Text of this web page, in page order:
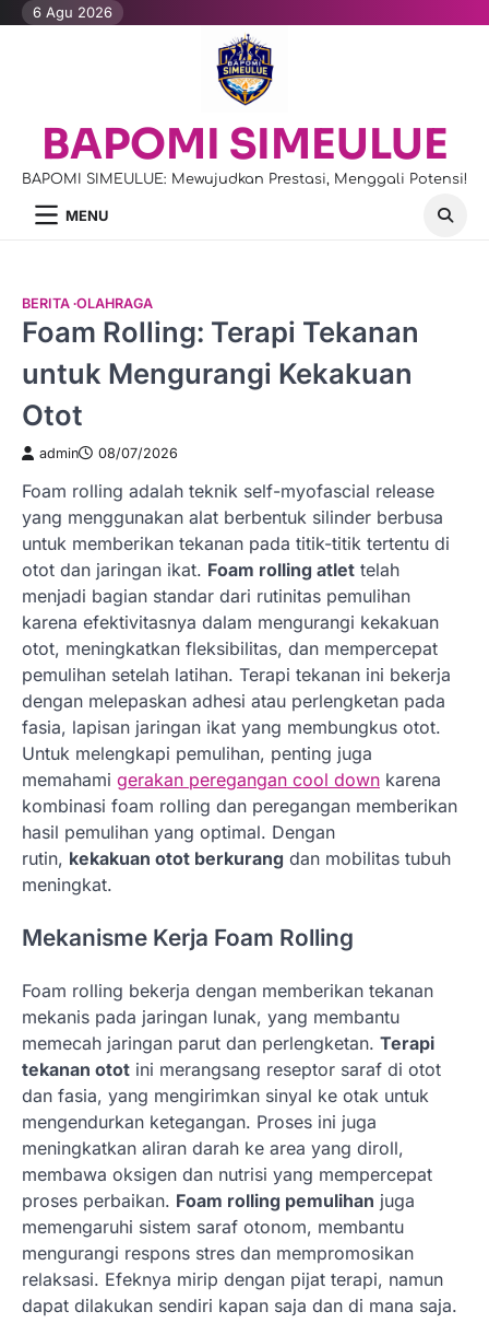
Skip6 Agu 2026
BAPOMI SIMEULUE
BAPOMI SIMEULUE: Mewujudkan Prestasi, Menggali Potensi!
MENU
BERITA OLAHRAGA
Foam Rolling: Terapi Tekanan
untuk Mengurangi Kekakuan
Otot
admin 08/07/2026
Foam rolling adalah teknik self-myofascial release
yang menggunakan alat berbentuk silinder berbusa
untuk memberikan tekanan pada titik-titik tertentu di
otot dan jaringan ikat. Foam rolling atlet telah
menjadi bagian standar dari rutinitas pemulihan
karena efektivitasnya dalam mengurangi kekakuan
otot, meningkatkan fleksibilitas, dan mempercepat
pemulihan setelah latihan. Terapi tekanan ini bekerja
dengan melepaskan adhesi atau perlengketan pada
fasia, lapisan jaringan ikat yang membungkus otot.
Untuk melengkapi pemulihan, penting juga
memahami gerakan peregangan cool down karena
kombinasi foam rolling dan peregangan memberikan
hasil pemulihan yang optimal. Dengan
rutin, kekakuan otot berkurang dan mobilitas tubuh
meningkat.
Mekanisme Kerja Foam Rolling
Foam rolling bekerja dengan memberikan tekanan
mekanis pada jaringan lunak, yang membantu
memecah jaringan parut dan perlengketan. Terapi
tekanan otot ini merangsang reseptor saraf di otot
dan fasia, yang mengirimkan sinyal ke otak untuk
mengendurkan ketegangan. Proses ini juga
meningkatkan aliran darah ke area yang diroll,
membawa oksigen dan nutrisi yang mempercepat
proses perbaikan. Foam rolling pemulihan juga
memengaruhi sistem saraf otonom, membantu
mengurangi respons stres dan mempromosikan
relaksasi. Efeknya mirip dengan pijat terapi, namun
dapat dilakukan sendiri kapan saja dan di mana saja.